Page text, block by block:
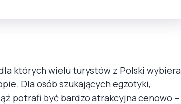
których wielu turystów z Polski wybiera
Dla osób szukających egzotyki,
potrafi być bardzo atrakcyjna cenowo –